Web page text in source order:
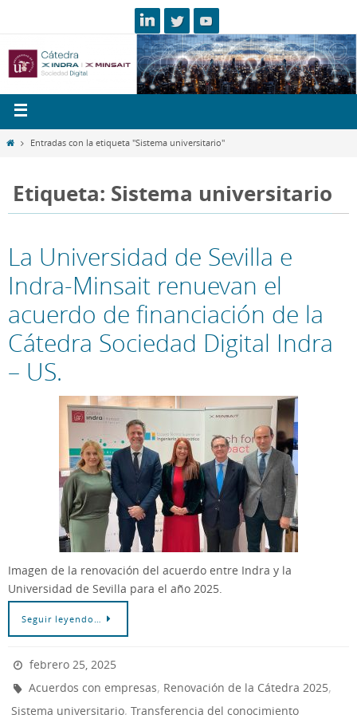
Entradas con la etiqueta "Sistema universitario"
Etiqueta: Sistema universitario
La Universidad de Sevilla e
Indra-Minsait renuevan el
acuerdo de financiación de la
Cátedra Sociedad Digital Indra
– US.
Imagen de la renovación del acuerdo entre Indra y la
Universidad de Sevilla para el año 2025.
Seguir leyendo…
febrero 25, 2025
Acuerdos con empresas, Renovación de la Cátedra 2025,
Sistema universitario, Transferencia del conocimiento